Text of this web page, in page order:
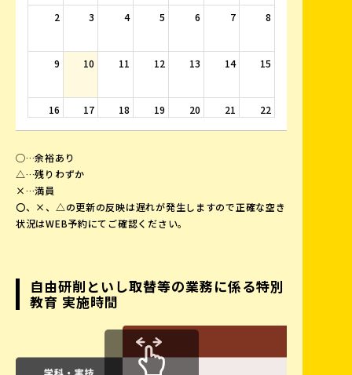
2 3 4 5 6 7 8
9 10 11 12 13 14 15
16 17 18 19 20 21 22
23
30 31 1 2 3
4
5
◯…余裕あり
△…残りわずか
×…満員
〇、×、△の更新の反映は遅れが発生しますので正確な空き
状況はWEB予約にてご確認ください。
自由研削といし取替等の業務に係る特別
教育 実施時間